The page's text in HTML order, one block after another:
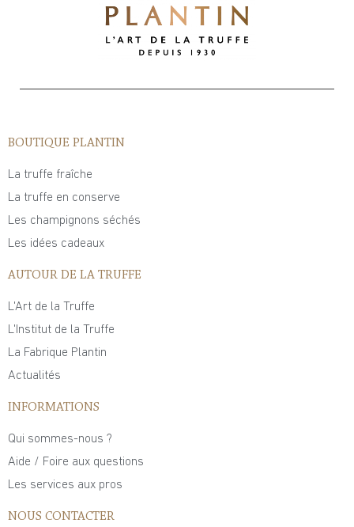
BOUTIQUE PLANTIN
La truffe fraîche
La truffe en conserve
Les champignons séchés
Les idées cadeaux
AUTOUR DE LA TRUFFE
L'Art de la Truffe
L'Institut de la Truffe
La Fabrique Plantin
Actualités
INFORMATIONS
Qui sommes-nous ?
Aide / Foire aux questions
Les services aux pros
NOUS CONTACTER